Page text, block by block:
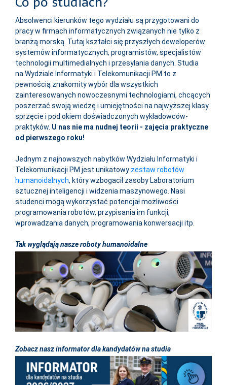
Absolwenci kierunków tego wydziału są przygotowani do
pracy w firmach informatycznych związanych nie tylko z
branżą morską. Tutaj kształci się przyszłych deweloperów
systemów informatycznych, programistów, specjalistów
technologii multimedialnych i przesyłania danych. Studia
na Wydziale Informatyki i Telekomunikacji PM to z
pewnością znakomity wybór dla wszystkich
zainteresowanych nowoczesnymi technologiami, chcących
poszerzać swoją wiedzę i umiejętności na najwyższej klasy
sprzęcie i pod okiem doświadczonych wykładowców-
praktyków. U nas nie ma nudnej teorii - zajęcia praktyczne
od pierwszego roku!
Jednym z najnowszych nabytków Wydziału Informatyki i
Telekomunikacji PM jest unikatowy zestaw robotów
humanoidalnych, który wzbogacił zasoby Laboratorium
sztucznej inteligencji i widzenia maszynowego. Nasi
studenci mogą wykorzystać potencjał możliwości
programowania robotów, przypisania im funkcji,
wprowadzania danych, programowania konwersacji itp.
Tak wyglądają nasze roboty humanoidalne
Zobacz nasz informator dla kandydatów na studia